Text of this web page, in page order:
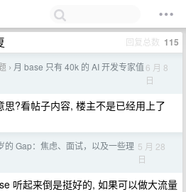
回复总数 115
› 月 base 只有 40k 的 AI 开发专家值 6 月 8
日
思?看帖子内容, 楼主不是已经用上了
的 Gap：焦虑、面试，以及一些理 5 月 28
日
听起来倒是挺好的, 如果可以做大流量